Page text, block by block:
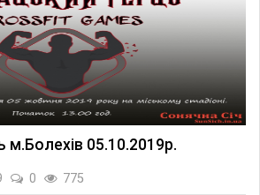
м.Болехів 05.10.2019р.
0 775